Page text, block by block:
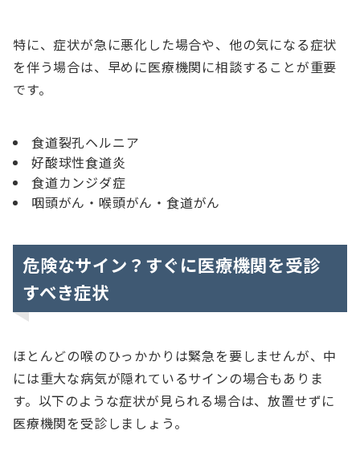
特に、症状が急に悪化した場合や、他の気になる症状
を伴う場合は、早めに医療機関に相談することが重要
です。
食道裂孔ヘルニア
好酸球性食道炎
食道カンジダ症
咽頭がん・喉頭がん・食道がん
危険なサイン？すぐに医療機関を受診
すべき症状
ほとんどの喉のひっかかりは緊急を要しませんが、中
には重大な病気が隠れているサインの場合もありま
す。以下のような症状が見られる場合は、放置せずに
医療機関を受診しましょう。